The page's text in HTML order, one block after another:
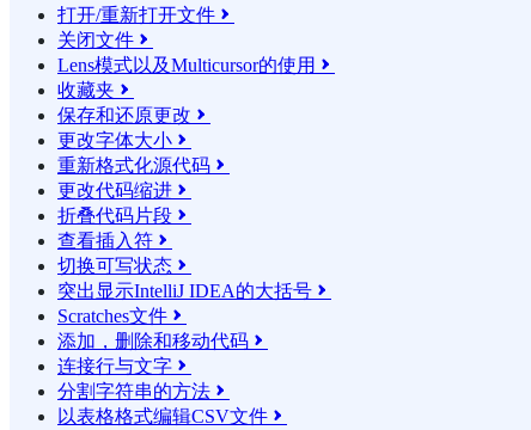
打开/重新打开文件 
关闭文件 
Lens模式以及Multicursor的使用 
收藏夹 
保存和还原更改 
更改字体大小 
重新格式化源代码 
更改代码缩进 
折叠代码片段 
查看插入符 
切换可写状态 
突出显示IntelliJ IDEA的大括号 
Scratches文件 
添加，删除和移动代码 
连接行与文字 
分割字符串的方法 
以表格格式编辑CSV文件 